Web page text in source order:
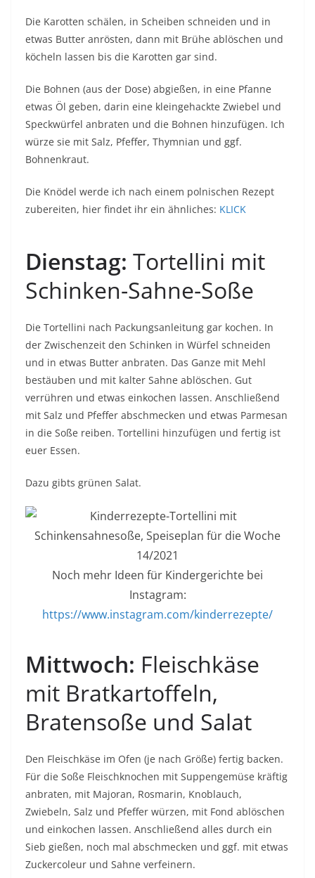
Die Karotten schälen, in Scheiben schneiden und in
etwas Butter anrösten, dann mit Brühe ablöschen und
köcheln lassen bis die Karotten gar sind.
Die Bohnen (aus der Dose) abgießen, in eine Pfanne
etwas Öl geben, darin eine kleingehackte Zwiebel und
Speckwürfel anbraten und die Bohnen hinzufügen. Ich
würze sie mit Salz, Pfeffer, Thymnian und ggf.
Bohnenkraut.
Die Knödel werde ich nach einem polnischen Rezept
zubereiten, hier findet ihr ein ähnliches: KLICK
Dienstag: Tortellini mit
Schinken-Sahne-Soße
Die Tortellini nach Packungsanleitung gar kochen. In
der Zwischenzeit den Schinken in Würfel schneiden
und in etwas Butter anbraten. Das Ganze mit Mehl
bestäuben und mit kalter Sahne ablöschen. Gut
verrühren und etwas einkochen lassen. Anschließend
mit Salz und Pfeffer abschmecken und etwas Parmesan
in die Soße reiben. Tortellini hinzufügen und fertig ist
euer Essen.
Dazu gibts grünen Salat.
Noch mehr Ideen für Kindergerichte bei
Instagram:
https://www.instagram.com/kinderrezepte/
Mittwoch: Fleischkäse
mit Bratkartoffeln,
Bratensoße und Salat
Den Fleischkäse im Ofen (je nach Größe) fertig backen.
Für die Soße Fleischknochen mit Suppengemüse kräftig
anbraten, mit Majoran, Rosmarin, Knoblauch,
Zwiebeln, Salz und Pfeffer würzen, mit Fond ablöschen
und einkochen lassen. Anschließend alles durch ein
Sieb gießen, noch mal abschmecken und ggf. mit etwas
Zuckercoleur und Sahne verfeinern.